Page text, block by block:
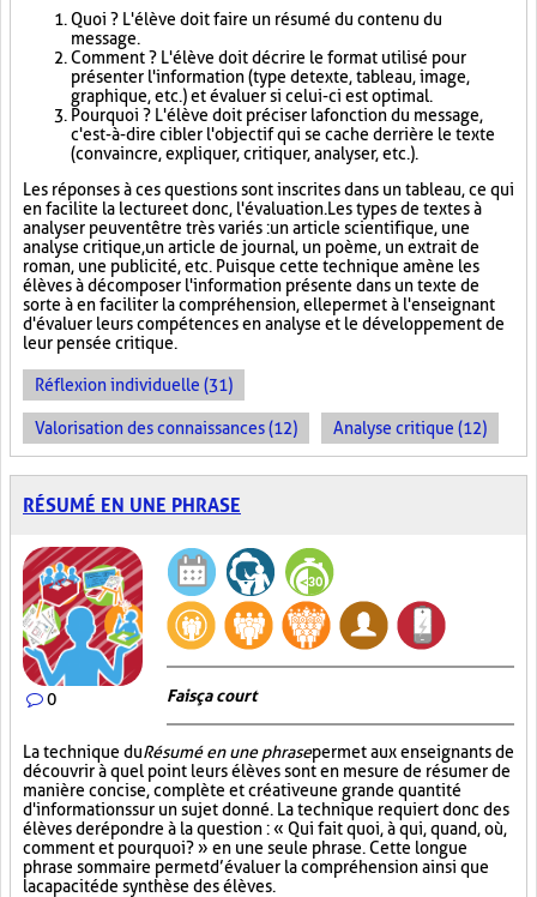
Quoi ? L'élève doit faire un résumé du contenu du
message.
Comment ? L'élève doit décrire le format utilisé pour
présenter l'information (type de texte, tableau, image,
graphique, etc.) et évaluer si celui-ci est optimal.
Pourquoi ? L'élève doit préciser la fonction du message,
c'est-à-dire cibler l'objectif qui se cache derrière le texte
(convaincre, expliquer, critiquer, analyser, etc.).
Les réponses à ces questions sont inscrites dans un tableau, ce qui
en facilite la lecture et donc, l'évaluation. Les types de textes à
analyser peuvent être très variés : un article scientifique, une
analyse critique, un article de journal, un poème, un extrait de
roman, une publicité, etc. Puisque cette technique amène les
élèves à décomposer l'information présente dans un texte de
sorte à en faciliter la compréhension, elle permet à l'enseignant
d'évaluer leurs compétences en analyse et le développement de
leur pensée critique.
Réflexion individuelle (31)
Valorisation des connaissances (12) Analyse critique (12)
RÉSUMÉ EN UNE PHRASE
0 Fais ça court
La technique duRésumé en une phrasepermet aux enseignants de
découvrir à quel point leurs élèves sont en mesure de résumer de
manière concise, complète et créative une grande quantité
d'informations sur un sujet donné. La technique requiert donc des
élèves de répondre à la question : « Qui fait quoi, à qui, quand, où,
comment et pourquoi? » en une seule phrase. Cette longue
phrase sommaire permet d’évaluer la compréhension ainsi que
la capacité de synthèse des élèves.